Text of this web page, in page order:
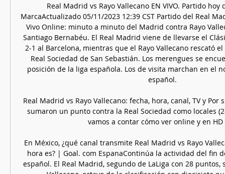
Real Madrid vs Rayo Vallecano EN VIVO. Partido hoy
MarcaActualizado 05/11/2023 12:39 CST Partido del Real
Vivo Online: minuto a minuto del Madrid contra Rayo
Santiago Bernabéu. El Real Madrid viene de llevarse el
2-1 al Barcelona, mientras que el Rayo Vallecano rescató
Real Sociedad de San Sebastián. Los merengues se
posición de la liga española. Los de visita marchan en el
español.
Real Madrid vs Rayo Vallecano: fecha, hora, canal, TV y
sumaron un punto contra la Real Sociedad como locales
vamos a contar cómo ver online y en HD
En México, ¿qué canal transmite Real Madrid vs Rayo
hora es? | Goal. com EspanaContinúa la actividad del fin
español. El Real Madrid, segundo de LaLiga con 28 puntos,